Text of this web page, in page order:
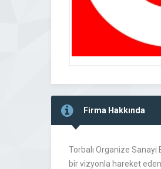
Firma Hakkında
Torbalı Organize Sanayi
bir vizyonla hareket